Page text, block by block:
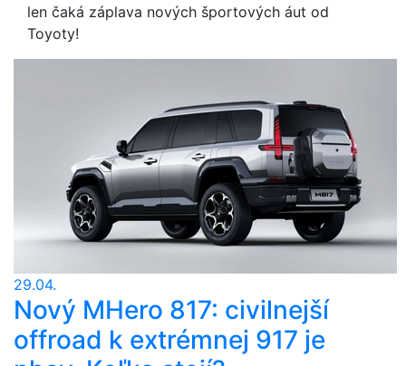
len čaká záplava nových športových áut od
Toyoty!
29.04.
Nový MHero 817: civilnejší
offroad k extrémnej 917 je